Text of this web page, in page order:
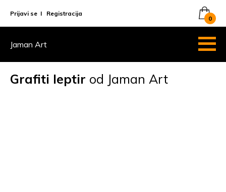
Prijavi se I Registracija
0
Jaman Art
Grafiti leptir od Jaman Art